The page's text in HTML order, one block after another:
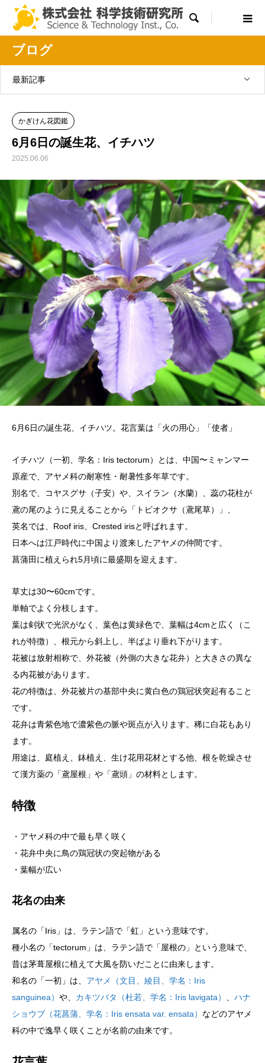

ブログ
最新記事
かぎけん花図鑑
6月6日の誕生花、イチハツ
2025.06.06
6月6日の誕生花、イチハツ。花言葉は「火の用心」「使者」
イチハツ（一初、学名：Iris tectorum）とは、中国〜ミャンマー
原産で、アヤメ科の耐寒性・耐暑性多年草です。
別名で、コヤスグサ（子安）や、スイラン（水蘭）、蕊の花柱が
鳶の尾のように見えることから「トビオクサ（鳶尾草）」、
英名では、Roof iris、Crested irisと呼ばれます。
日本へは江戸時代に中国より渡来したアヤメの仲間です。
菖蒲田に植えられ5月頃に最盛期を迎えます。
草丈は30〜60cmです。
単軸でよく分枝します。
葉は剣状で光沢がなく、葉色は黄緑色で、葉幅は4cmと広く（こ
れが特徴）、根元から斜上し、半ばより垂れ下がります。
花被は放射相称で、外花被（外側の大きな花弁）と大きさの異な
る内花被があります。
花の特徴は、外花被片の基部中央に黄白色の鶏冠状突起有ること
です。
花弁は青紫色地で濃紫色の脈や斑点が入ります。稀に白花もあり
ます。
用途は、庭植え、鉢植え、生け花用花材とする他、根を乾燥させ
て漢方薬の「鳶屋根」や「鳶頭」の材料とします。
特徴
・アヤメ科の中で最も早く咲く
・花弁中央に鳥の鶏冠状の突起物がある
・葉幅が広い
花名の由来
属名の「Iris」は、ラテン語で「虹」という意味です。
種小名の「tectorum」は、ラテン語で「屋根の」という意味で、
昔は茅葺屋根に植えて大風を防いだことに由来します。
和名の「一初」は、 アヤメ（文目、綾目、学名：Iris
sanguinea） や、 カキツバタ（杜若、学名：Iris lavigata） 、 ハナ
ショウブ（花菖蒲、学名：Iris ensata var. ensata） などのアヤメ
科の中で逸早く咲くことが名前の由来です。